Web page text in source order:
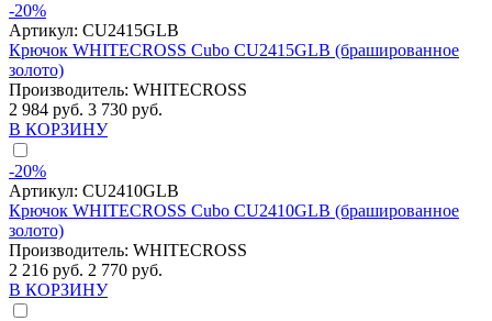
-20%
Артикул: CU2415GLB
Крючок WHITECROSS Cubo CU2415GLB (брашированное
золото)
Производитель: WHITECROSS
2 984 руб. 3 730 руб.
В КОРЗИНУ
-20%
Артикул: CU2410GLB
Крючок WHITECROSS Cubo CU2410GLB (брашированное
золото)
Производитель: WHITECROSS
2 216 руб. 2 770 руб.
В КОРЗИНУ